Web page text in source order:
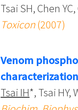
Tsai SH, Chen
Toxicon(2007)
Venom
Tsai IH*, Tsai HY,